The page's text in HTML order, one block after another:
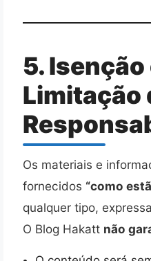
5. Isenção
Limitação
Os materiais e
fornecidos “como
qualquer tipo,
O Blog Hakatt não